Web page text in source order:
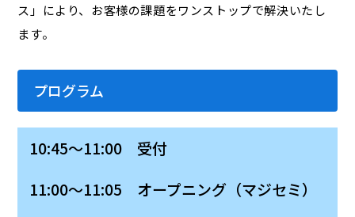
ス」により、お客様の課題をワンストップで解決いたし
ます。
プログラム
10:45～11:00 受付
11:00～11:05 オープニング（マジセミ）